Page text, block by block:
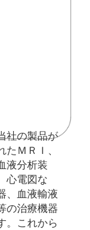
社の製品が
ＭＲＩ、
液分析装
心電図な
、血液輸液
の治療機器
。これから